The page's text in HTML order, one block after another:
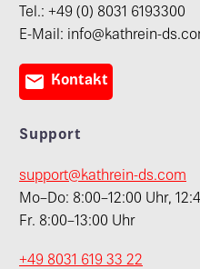
Tel.: +49 (0) 8031 6193300
E-Mail: info@kathrein-
 Kontakt
Support
support@kathrein-ds.com
Mo–Do: 8:00–12:00 Uhr,
Fr. 8:00–13:00 Uhr
+49 8031 619 33 22